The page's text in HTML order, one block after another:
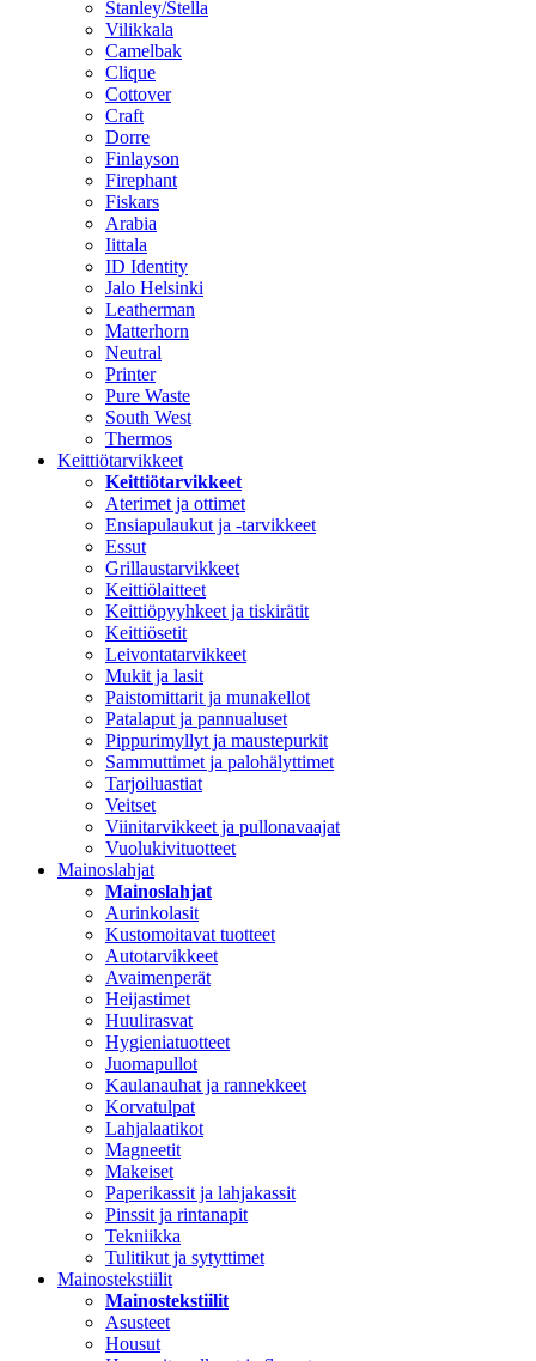
Stanley/Stella
Vilikkala
Camelbak
Clique
Cottover
Craft
Dorre
Finlayson
Firephant
Fiskars
Arabia
Iittala
ID Identity
Jalo Helsinki
Leatherman
Matterhorn
Neutral
Printer
Pure Waste
South West
Thermos
Keittiötarvikkeet
Keittiötarvikkeet
Aterimet ja ottimet
Ensiapulaukut ja -tarvikkeet
Essut
Grillaustarvikkeet
Keittiölaitteet
Keittiöpyyhkeet ja tiskirätit
Keittiösetit
Leivontatarvikkeet
Mukit ja lasit
Paistomittarit ja munakellot
Patalaput ja pannualuset
Pippurimyllyt ja maustepurkit
Sammuttimet ja palohälyttimet
Tarjoiluastiat
Veitset
Viinitarvikkeet ja pullonavaajat
Vuolukivituotteet
Mainoslahjat
Mainoslahjat
Aurinkolasit
Kustomoitavat tuotteet
Autotarvikkeet
Avaimenperät
Heijastimet
Huulirasvat
Hygieniatuotteet
Juomapullot
Kaulanauhat ja rannekkeet
Korvatulpat
Lahjalaatikot
Magneetit
Makeiset
Paperikassit ja lahjakassit
Pinssit ja rintanapit
Tekniikka
Tulitikut ja sytyttimet
Mainostekstiilit
Mainostekstiilit
Asusteet
Housut